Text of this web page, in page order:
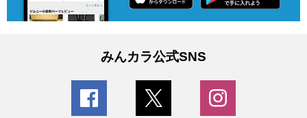
みんカラ公式SNS